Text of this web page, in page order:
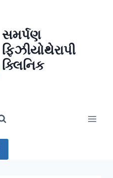
સમર્પણ
ફિઝીયોથેરાપી
ક્લિનિક